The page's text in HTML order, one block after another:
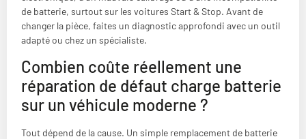
de batterie, surtout sur les voitures Start & Stop. Avant de
changer la pièce, faites un diagnostic approfondi avec un outil
adapté ou chez un spécialiste.
Combien coûte réellement une
réparation de défaut charge batterie
sur un véhicule moderne ?
Tout dépend de la cause. Un simple remplacement de batterie